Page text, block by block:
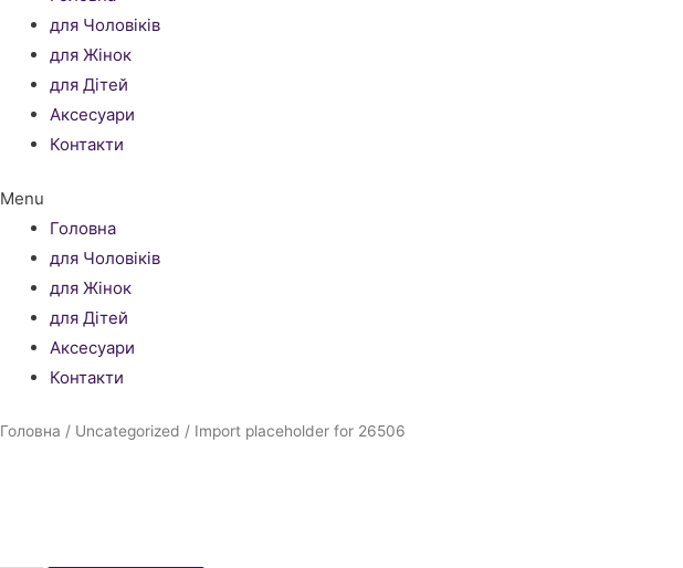
для Чоловіків
для Жінок
для Дітей
Аксесуари
Контакти
Menu
Головна
для Чоловіків
для Жінок
для Дітей
Аксесуари
Контакти
Головна / Uncategorized / Import placeholder for 26506